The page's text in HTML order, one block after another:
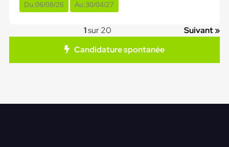
Du:06/08/26 Au:30/04/27
1sur 20
Suivant »
Candidature spontanée